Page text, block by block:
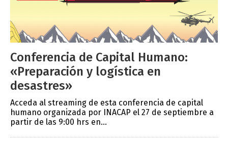
Conferencia de Capital Humano:
«Preparación y logística en
desastres»
Acceda al streaming de esta conferencia de capital
humano organizada por INACAP el 27 de septiembre a
partir de las 9:00 hrs en...